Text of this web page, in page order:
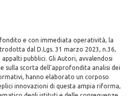
e con immediata operatività, la
dal D.Lgs. 31 marzo 2023, n.36,
pubblici. Gli Autori, avvalendosi
sulla scorta dell'approfondita analisi dei
hanno elaborato un corposo
innovazioni di questa ampia riforma,